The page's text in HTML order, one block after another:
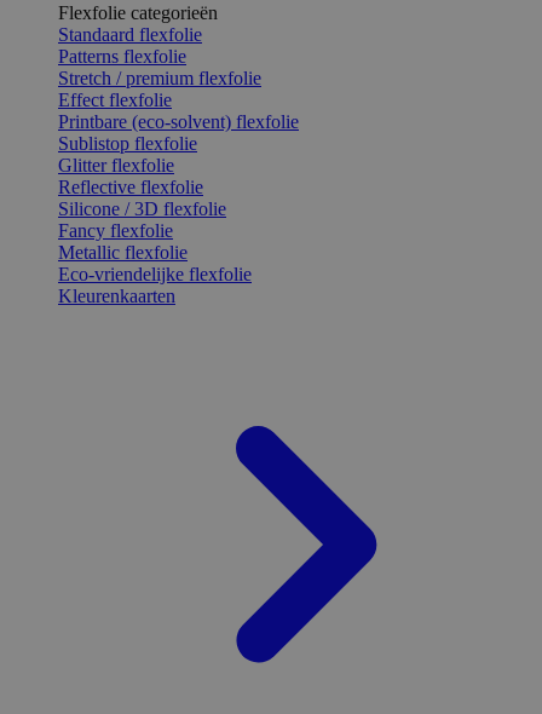
Flexfolie categorieën
Standaard flexfolie
Patterns flexfolie
Stretch / premium flexfolie
Effect flexfolie
Printbare (eco-solvent) flexfolie
Sublistop flexfolie
Glitter flexfolie
Reflective flexfolie
Silicone / 3D flexfolie
Fancy flexfolie
Metallic flexfolie
Eco-vriendelijke flexfolie
Kleurenkaarten